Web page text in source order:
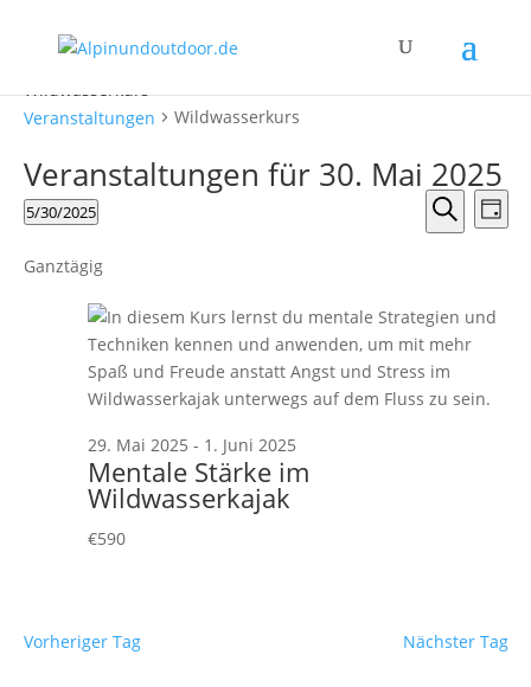
Wildwasserkurs
Veranstaltungen
Wildwasserkurs
Veranstaltungen für 30. Mai 2025
Suche
Suche
Tag
5/30/2025
wählen.
Ganztägig
Mentale Stärke im
Wildwasserkajak
29. Mai 2025 - 1. Juni 2025
€590
Vorheriger Tag Nächster Tag